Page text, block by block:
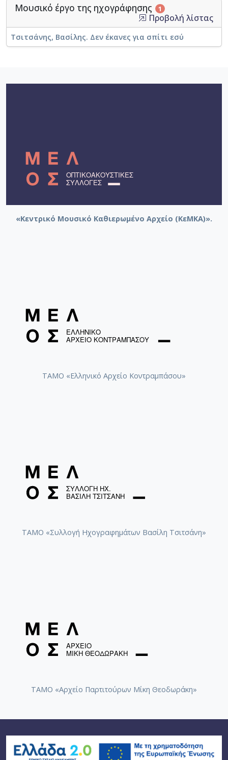
Μουσικό έργο της ηχογράφησης 1
Προβολή λίστας
Τσιτσάνης, Βασίλης. Δεν έκανες για σπίτι εσύ
«Κεντρικό Μουσικό Καθιερωμένο Αρχείο (ΚεΜΚΑ)».
ΤΑΜΟ «Ελληνικό Αρχείο Κοντραμπάσου»
ΤΑΜΟ «Συλλογή Ηχογραφημάτων Βασίλη Τσιτσάνη»
ΤΑΜΟ «Αρχείο Παρτιτούρων Μίκη Θεοδωράκη»